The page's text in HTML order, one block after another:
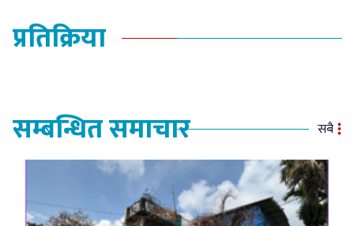
प्रतिक्रिया
सम्बन्धित समाचार सबै